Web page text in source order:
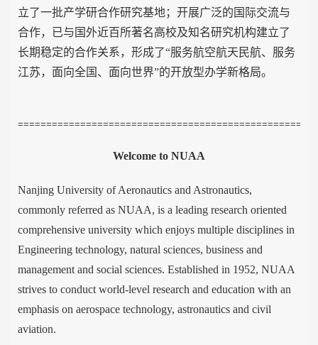
立了一批产学研合作研究基地；开展广泛的国际交流与
合作，已与国外近百所著名高校及知名研究机构建立了
长期稳定的合作关系，形成了“服务航空航天民航、服务
江苏，面向全国、面向世界”的开放型办学新格局。
Welcome to NUAA
Nanjing University of Aeronautics and Astronautics,
commonly referred as NUAA, is a leading research oriented
comprehensive university which enjoys multiple disciplines in
Engineering technology, natural sciences, business and
management and social sciences. Established in 1952, NUAA
strives to conduct world-level research and education with an
emphasis on aerospace technology, astronautics and civil
aviation.